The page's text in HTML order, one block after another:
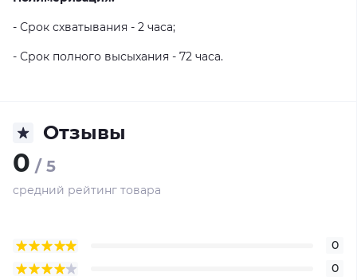
- Срок схватывания - 2 часа;
- Срок полного высыхания - 72 часа.
Отзывы
0 / 5
средний рейтинг товара
0
0